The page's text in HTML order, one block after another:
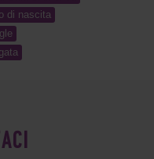
di nascita